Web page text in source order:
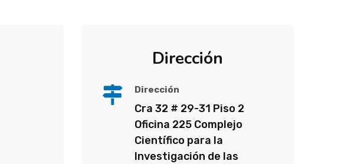
Dirección
Dirección
Cra 32 # 29-31 Piso 2
Oficina 225 Complejo
Científico para la
Investigación de las